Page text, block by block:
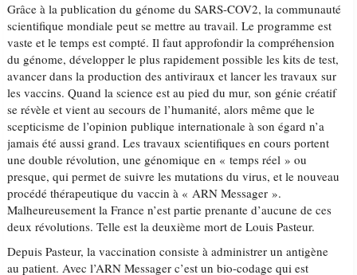
Grâce à la publication du génome du SARS-COV2, la communauté
scientifique mondiale peut se mettre au travail. Le programme est
vaste et le temps est compté. Il faut approfondir la compréhension
du génome, développer le plus rapidement possible les kits de test,
avancer dans la production des antiviraux et lancer les travaux sur
les vaccins. Quand la science est au pied du mur, son génie créatif
se révèle et vient au secours de l’humanité, alors même que le
scepticisme de l’opinion publique internationale à son égard n’a
jamais été aussi grand. Les travaux scientifiques en cours portent
une double révolution, une génomique en « temps réel » ou
presque, qui permet de suivre les mutations du virus, et le nouveau
procédé thérapeutique du vaccin à « ARN Messager ».
Malheureusement la France n’est partie prenante d’aucune de ces
deux révolutions. Telle est la deuxième mort de Louis Pasteur.
Depuis Pasteur, la vaccination consiste à administrer un antigène
au patient. Avec l’ARN Messager c’est un bio-codage qui est